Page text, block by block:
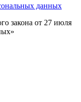
данных
закона от 27 июля